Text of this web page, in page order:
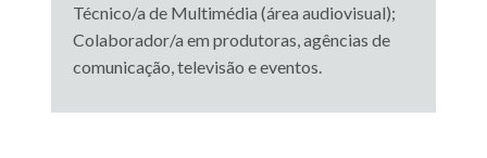
Técnico/a de Multimédia (área audiovisual);
Colaborador/a em produtoras, agências de
comunicação, televisão e eventos.